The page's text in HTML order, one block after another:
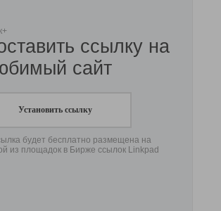
ссылку на
сайт
Установить ссылку
будет бесплатно размещена на
из площадок в Бирже ссылок Linkpad